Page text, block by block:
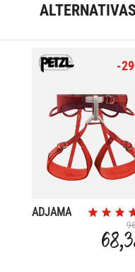
-29
ADJAMA